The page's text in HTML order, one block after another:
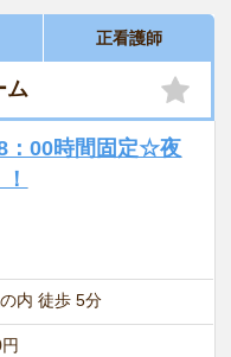
正看護師
ム
：00時間固定☆夜
内 徒歩 5分